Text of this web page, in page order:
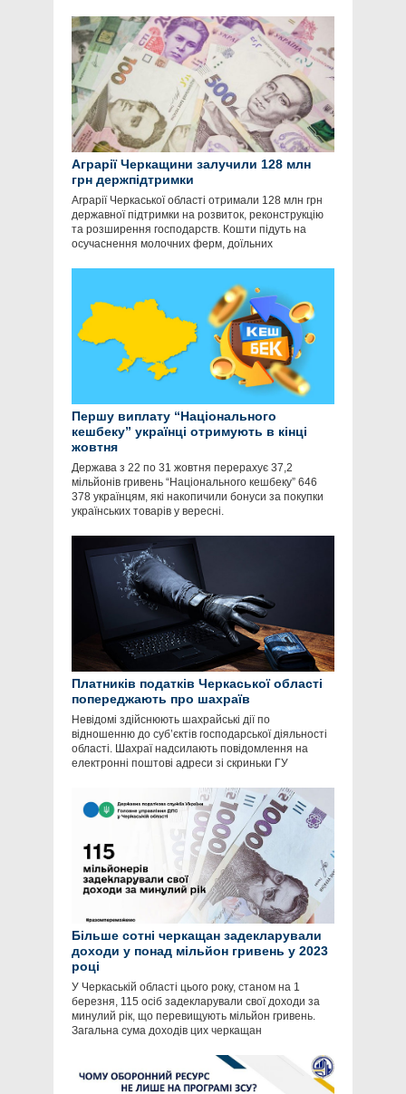
Аграрії Черкащини залучили 128 млн
грн держпідтримки
Аграрії Черкаської області отримали 128 млн грн
державної підтримки на розвиток, реконструкцію
та розширення господарств. Кошти підуть на
осучаснення молочних ферм, доїльних
Першу виплату “Національного
кешбеку” українці отримують в кінці
жовтня
Держава з 22 по 31 жовтня перерахує 37,2
мільйонів гривень “Національного кешбеку” 646
378 українцям, які накопичили бонуси за покупки
українських товарів у вересні.
Платників податків Черкаської області
попереджають про шахраїв
Невідомі здійснюють шахрайські дії по
відношенню до суб’єктів господарської діяльності
області. Шахраї надсилають повідомлення на
електронні поштові адреси зі скриньки ГУ
Більше сотні черкащан задекларували
доходи у понад мільйон гривень у 2023
році
У Черкаській області цього року, станом на 1
березня, 115 осіб задекларували свої доходи за
минулий рік, що перевищують мільйон гривень.
Загальна сума доходів цих черкащан